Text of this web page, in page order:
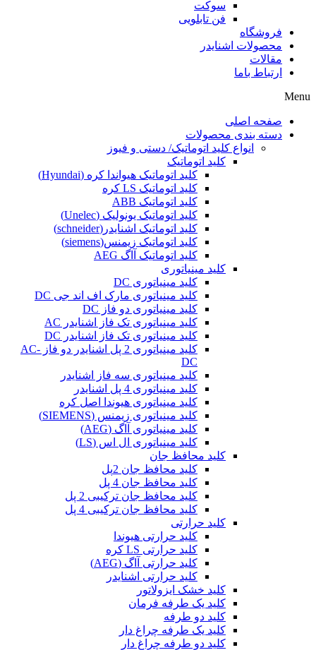
سوکت
فن تابلویی
فروشگاه
محصولات اشنایدر
مقالات
ارتباط باما
Menu
صفحه اصلی
دسته بندی محصولات
انواع کلید اتوماتیک/ دستی و فیوز
کلید اتوماتیک
کلید اتوماتیک هیواندا کره (Hyundai)
کلید اتوماتیک LS کره
کلید اتوماتیک ABB
کلید اتوماتیک یونولیک (Unelec)
کلید اتوماتیک اشنایدر(schneider)
کلید اتوماتیک زیمنس(siemens)
کلید اتوماتیک آاگ AEG
کلید مینیاتوری
کلید مینیاتوری DC
کلید مینیاتوری مارک اف اند جی DC
کلید مینیاتوری دو فاز DC
کلید مینیاتوری تک فاز اشنایدر AC
کلید مینیاتوری تک فاز اشنایدر DC
کلید مینیاتوری 2 پل اشنایدر دو فاز AC-
DC
کلید مینیاتوری سه فاز اشنایدر
کلید مینیاتوری 4 پل اشنایدر
کلید مینیاتوری هیوندا اصل کره
کلید مینیاتوری زیمنس (SIEMENS)
کلید مینیاتوری آاگ (AEG)
کلید مینیاتوری ال اس (LS)
کلید محافظ جان
کلید محافظ جان 2پل
کلید محافظ جان 4 پل
کلید محافظ جان ترکیبی 2 پل
کلید محافظ جان ترکیبی 4 پل
کلید حرارتی
کلید حرارتی هیوندا
کلید حرارتی LS کره
کلید حرارتی آاگ (AEG)
کلید حرارتی اشنایدر
کلید خشک ایزولاتور
کلید یک طرفه فرمان
کلید دو طرفه
کلید یک طرفه چراغ دار
کلید دو طرفه چراغ دار